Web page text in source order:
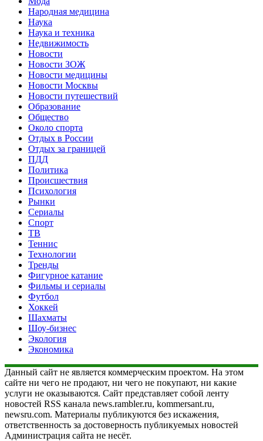
Народная медицина
Наука
Наука и техника
Недвижимость
Новости
Новости ЗОЖ
Новости медицины
Новости Москвы
Новости путешествий
Образование
Общество
Около спорта
Отдых в России
Отдых за границей
ПДД
Политика
Происшествия
Психология
Рынки
Сериалы
Спорт
ТВ
Теннис
Технологии
Тренды
Фигурное катание
Фильмы и сериалы
Футбол
Хоккей
Шахматы
Шоу-бизнес
Экология
Экономика
Данный сайт не является коммерческим проектом. На этом
сайте ни чего не продают, ни чего не покупают, ни какие
услуги не оказываются. Сайт представляет собой ленту
новостей RSS канала news.rambler.ru, kommersant.ru,
newsru.com. Материалы публикуются без искажения,
ответственность за достоверность публикуемых новостей
Администрация сайта не несёт.